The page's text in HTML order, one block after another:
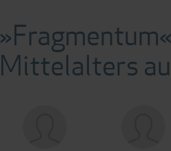
Mittelalters